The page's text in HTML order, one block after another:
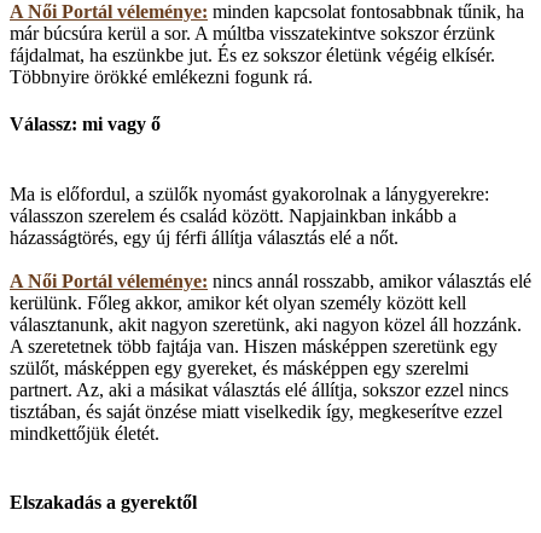
A Női Portál véleménye: minden kapcsolat fontosabbnak tűnik, ha
már búcsúra kerül a sor. A múltba visszatekintve sokszor érzünk
fájdalmat, ha eszünkbe jut. És ez sokszor életünk végéig elkísér.
Többnyire örökké emlékezni fogunk rá.
Válassz: mi vagy ő
Ma is előfordul, a szülők nyomást gyakorolnak a lánygyerekre:
válasszon szerelem és család között. Napjainkban inkább a
házasságtörés, egy új férfi állítja választás elé a nőt.
A Női Portál véleménye: nincs annál rosszabb, amikor választás elé
kerülünk. Főleg akkor, amikor két olyan személy között kell
választanunk, akit nagyon szeretünk, aki nagyon közel áll hozzánk.
A szeretetnek több fajtája van. Hiszen másképpen szeretünk egy
szülőt, másképpen egy gyereket, és másképpen egy szerelmi
partnert. Az, aki a másikat választás elé állítja, sokszor ezzel nincs
tisztában, és saját önzése miatt viselkedik így, megkeserítve ezzel
mindkettőjük életét.
Elszakadás a gyerektől